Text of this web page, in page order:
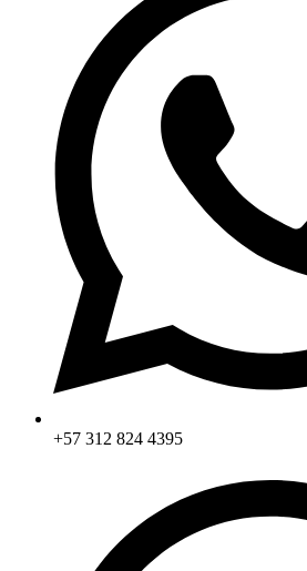
+57 312 824 4395